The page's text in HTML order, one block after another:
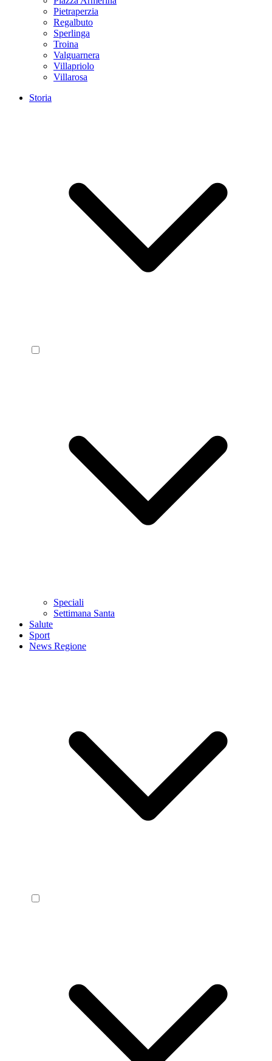
Pietraperzia
Regalbuto
Sperlinga
Troina
Valguarnera
Villapriolo
Villarosa
Storia
Speciali
Settimana Santa
Salute
Sport
News Regione